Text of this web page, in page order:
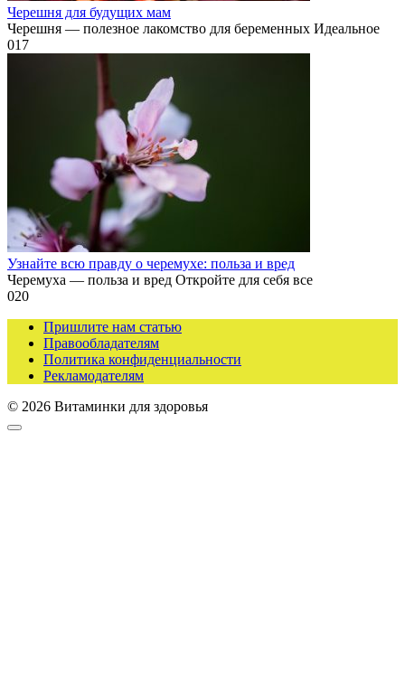
Черешня для будущих мам
Черешня — полезное лакомство для беременных Идеальное
017
Узнайте всю правду о черемухе: польза и вред
Черемуха — польза и вред Откройте для себя все
020
Пришлите нам статью
Правообладателям
Политика конфиденциальности
Рекламодателям
© 2026 Витаминки для здоровья